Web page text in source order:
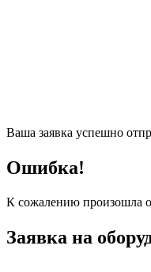
Ваша заявка успешно
Ошибка!
К сожалению произошла
Заявка на